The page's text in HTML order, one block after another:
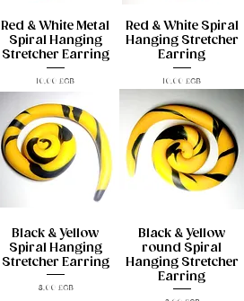
Red & White Metal
Spiral Hanging
Stretcher Earring
Prix
10,00 £GB
Red & White Spiral
Hanging Stretcher
Earring
Prix
10,00 £GB
Black & Yellow
Spiral Hanging
Stretcher Earring
Prix
8,00 £GB
Black & Yellow
round Spiral
Hanging Stretcher
Earring